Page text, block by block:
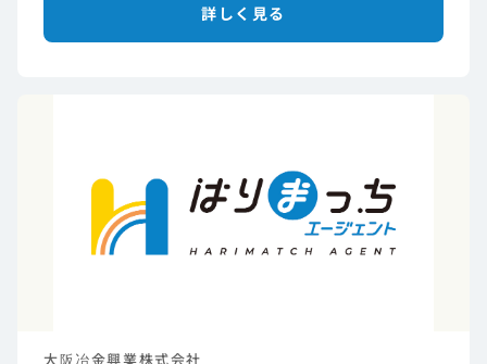
詳しく見る
大阪冶金興業株式会社